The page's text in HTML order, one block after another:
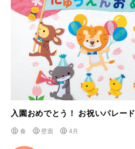
入園おめでとう！ お祝いパレード
春 壁面 4月